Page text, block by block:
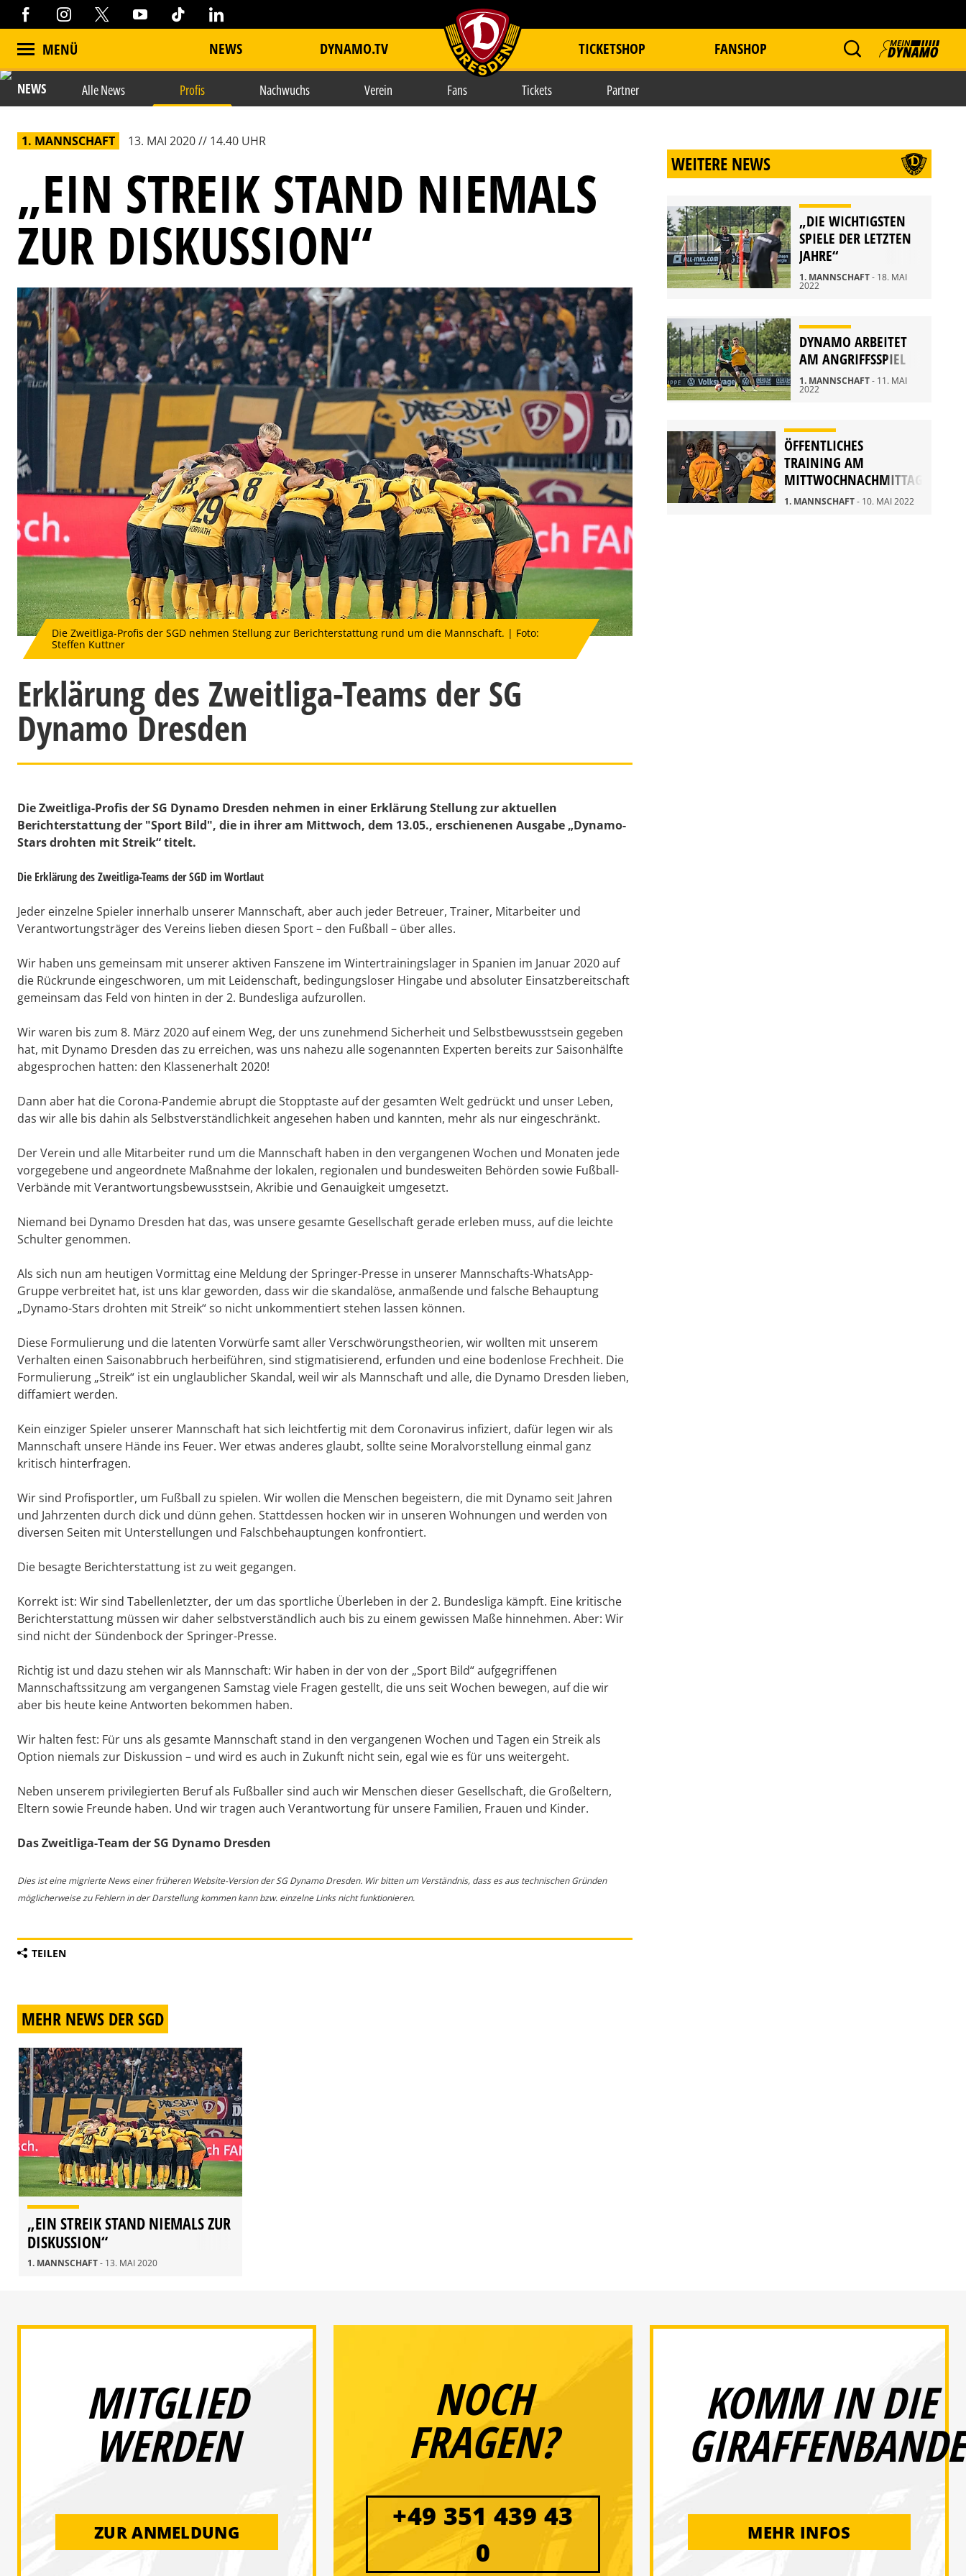
MENÜ NEWS DYNAMO.TV item.title TICKETSHOP FANSHOP
NEWS Alle News Profis Nachwuchs Verein Fans Tickets Partner
1. MANNSCHAFT 13. MAI 2020 // 14.40 UHR
„EIN STREIK STAND NIEMALS
ZUR DISKUSSION“
Die Zweitliga-Profis der SGD nehmen Stellung zur Berichterstattung rund um die Mannschaft. | Foto:
Steffen Kuttner
Erklärung des Zweitliga-Teams der SG
Dynamo Dresden
Die Zweitliga-Profis der SG Dynamo Dresden nehmen in einer Erklärung Stellung zur aktuellen
Berichterstattung der "Sport Bild", die in ihrer am Mittwoch, dem 13.05., erschienenen Ausgabe „Dynamo-
Stars drohten mit Streik“ titelt.
Die Erklärung des Zweitliga-Teams der SGD im Wortlaut
Jeder einzelne Spieler innerhalb unserer Mannschaft, aber auch jeder Betreuer, Trainer, Mitarbeiter und
Verantwortungsträger des Vereins lieben diesen Sport – den Fußball – über alles.
Wir haben uns gemeinsam mit unserer aktiven Fanszene im Wintertrainingslager in Spanien im Januar 2020 auf
die Rückrunde eingeschworen, um mit Leidenschaft, bedingungsloser Hingabe und absoluter Einsatzbereitschaft
gemeinsam das Feld von hinten in der 2. Bundesliga aufzurollen.
Wir waren bis zum 8. März 2020 auf einem Weg, der uns zunehmend Sicherheit und Selbstbewusstsein gegeben
hat, mit Dynamo Dresden das zu erreichen, was uns nahezu alle sogenannten Experten bereits zur Saisonhälfte
abgesprochen hatten: den Klassenerhalt 2020!
Dann aber hat die Corona-Pandemie abrupt die Stopptaste auf der gesamten Welt gedrückt und unser Leben,
das wir alle bis dahin als Selbstverständlichkeit angesehen haben und kannten, mehr als nur eingeschränkt.
Der Verein und alle Mitarbeiter rund um die Mannschaft haben in den vergangenen Wochen und Monaten jede
vorgegebene und angeordnete Maßnahme der lokalen, regionalen und bundesweiten Behörden sowie Fußball-
Verbände mit Verantwortungsbewusstsein, Akribie und Genauigkeit umgesetzt.
Niemand bei Dynamo Dresden hat das, was unsere gesamte Gesellschaft gerade erleben muss, auf die leichte
Schulter genommen.
Als sich nun am heutigen Vormittag eine Meldung der Springer-Presse in unserer Mannschafts-WhatsApp-
Gruppe verbreitet hat, ist uns klar geworden, dass wir die skandalöse, anmaßende und falsche Behauptung
„Dynamo-Stars drohten mit Streik“ so nicht unkommentiert stehen lassen können.
Diese Formulierung und die latenten Vorwürfe samt aller Verschwörungstheorien, wir wollten mit unserem
Verhalten einen Saisonabbruch herbeiführen, sind stigmatisierend, erfunden und eine bodenlose Frechheit. Die
Formulierung „Streik“ ist ein unglaublicher Skandal, weil wir als Mannschaft und alle, die Dynamo Dresden lieben,
diffamiert werden.
Kein einziger Spieler unserer Mannschaft hat sich leichtfertig mit dem Coronavirus infiziert, dafür legen wir als
Mannschaft unsere Hände ins Feuer. Wer etwas anderes glaubt, sollte seine Moralvorstellung einmal ganz
kritisch hinterfragen.
Wir sind Profisportler, um Fußball zu spielen. Wir wollen die Menschen begeistern, die mit Dynamo seit Jahren
und Jahrzenten durch dick und dünn gehen. Stattdessen hocken wir in unseren Wohnungen und werden von
diversen Seiten mit Unterstellungen und Falschbehauptungen konfrontiert.
Die besagte Berichterstattung ist zu weit gegangen.
Korrekt ist: Wir sind Tabellenletzter, der um das sportliche Überleben in der 2. Bundesliga kämpft. Eine kritische
Berichterstattung müssen wir daher selbstverständlich auch bis zu einem gewissen Maße hinnehmen. Aber: Wir
sind nicht der Sündenbock der Springer-Presse.
Richtig ist und dazu stehen wir als Mannschaft: Wir haben in der von der „Sport Bild“ aufgegriffenen
Mannschaftssitzung am vergangenen Samstag viele Fragen gestellt, die uns seit Wochen bewegen, auf die wir
aber bis heute keine Antworten bekommen haben.
Wir halten fest: Für uns als gesamte Mannschaft stand in den vergangenen Wochen und Tagen ein Streik als
Option niemals zur Diskussion – und wird es auch in Zukunft nicht sein, egal wie es für uns weitergeht.
Neben unserem privilegierten Beruf als Fußballer sind auch wir Menschen dieser Gesellschaft, die Großeltern,
Eltern sowie Freunde haben. Und wir tragen auch Verantwortung für unsere Familien, Frauen und Kinder.
Das Zweitliga-Team der SG Dynamo Dresden
Dies ist eine migrierte News einer früheren Website-Version der SG Dynamo Dresden. Wir bitten um Verständnis, dass es aus technischen Gründen
möglicherweise zu Fehlern in der Darstellung kommen kann bzw. einzelne Links nicht funktionieren.
TEILEN
WEITERE NEWS
„DIE WICHTIGSTEN
SPIELE DER LETZTEN
JAHRE“
1. MANNSCHAFT- 18. MAI
2022
DYNAMO ARBEITET
AM ANGRIFFSSPIEL
1. MANNSCHAFT- 11. MAI
2022
ÖFFENTLICHES
TRAINING AM
MITTWOCHNACHMITTAG
1. MANNSCHAFT- 10. MAI 2022
MEHR NEWS DER SGD
„EIN STREIK STAND NIEMALS ZUR
DISKUSSION“
1. MANNSCHAFT- 13. MAI 2020
MITGLIED
WERDEN
ZUR ANMELDUNG
NOCH
FRAGEN?
+49 351 439 43
0
KOMM IN DIE
GIRAFFENBANDE
MEHR INFOS